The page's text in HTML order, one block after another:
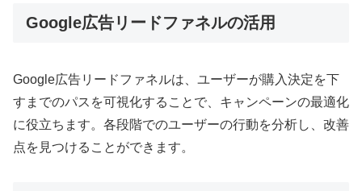
Google広告リードファネルの活用
Google広告リードファネルは、ユーザーが購入決定を下
すまでのパスを可視化することで、キャンペーンの最適化
に役立ちます。各段階でのユーザーの行動を分析し、改善
点を見つけることができます。